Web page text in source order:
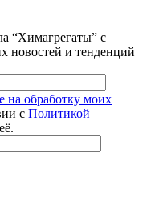
“Химагрегаты” с
новостей и тенденций
на обработку моих
с Политикой